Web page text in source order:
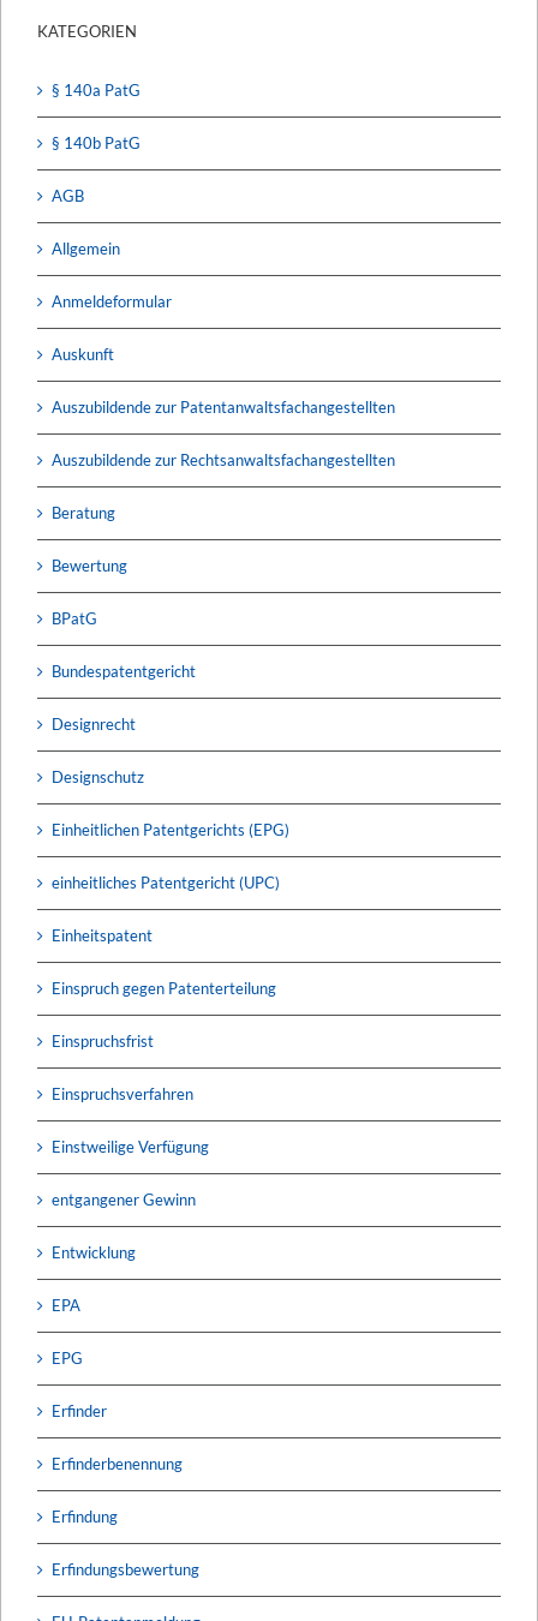
KATEGORIEN
§ 140a PatG
§ 140b PatG
AGB
Allgemein
Anmeldeformular
Auskunft
Auszubildende zur Patentanwaltsfachangestellten
Auszubildende zur Rechtsanwaltsfachangestellten
Beratung
Bewertung
BPatG
Bundespatentgericht
Designrecht
Designschutz
Einheitlichen Patentgerichts (EPG)
einheitliches Patentgericht (UPC)
Einheitspatent
Einspruch gegen Patenterteilung
Einspruchsfrist
Einspruchsverfahren
Einstweilige Verfügung
entgangener Gewinn
Entwicklung
EPA
EPG
Erfinder
Erfinderbenennung
Erfindung
Erfindungsbewertung